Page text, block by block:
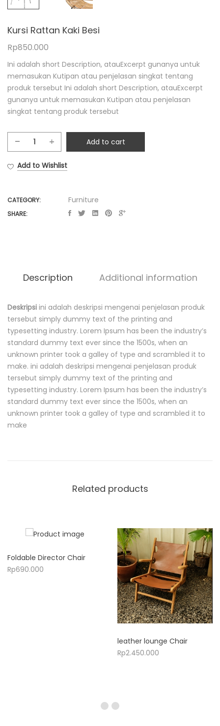
Kursi Rattan Kaki Besi
Rp850.000
Ini adalah short Description, atauExcerpt gunanya untuk
memasukan Kutipan atau penjelasan singkat tentang
produk tersebut Ini adalah short Description, atauExcerpt
gunanya untuk memasukan Kutipan atau penjelasan
singkat tentang produk tersebut
Kursi
Kaki
Add to cart
Add to Wishlist
CATEGORY: Furniture
SHARE:
Description Additional information
D
e
s
c
r
i
p
t
i
o
n
Deskripsi ini adalah deskripsi mengenai penjelasan produk
tersebut simply dummy text of the printing and
typesetting industry. Lorem Ipsum has been the industry’s
standard dummy text ever since the 1500s, when an
unknown printer took a galley of type and scrambled it to
make. ini adalah deskripsi mengenai penjelasan produk
tersebut simply dummy text of the printing and
typesetting industry. Lorem Ipsum has been the industry’s
standard dummy text ever since the 1500s, when an
unknown printer took a galley of type and scrambled it to
make
Related products
Foldable Director Chair
Rp690.000
leather lounge Chair
Rp2.450.000